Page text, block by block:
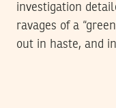
investigation
ravages of a
out in haste, and